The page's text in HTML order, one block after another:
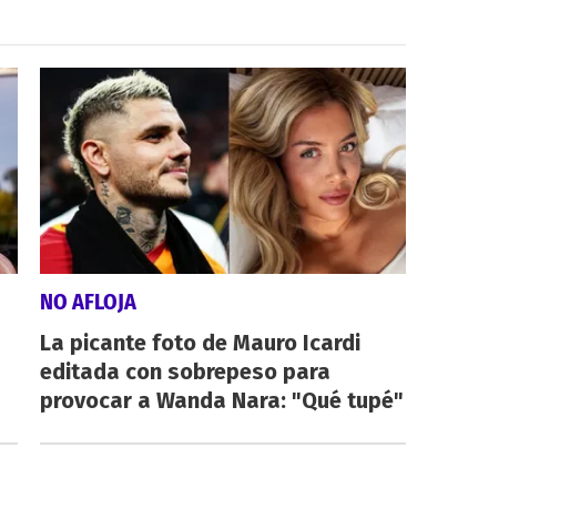
NO AFLOJA
La picante foto de Mauro Icardi
editada con sobrepeso para
provocar a Wanda Nara: "Qué tupé"